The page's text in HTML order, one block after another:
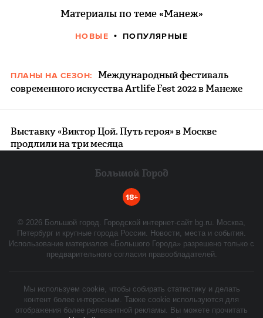
Материалы по теме «Манеж»
НОВЫЕ ПОПУЛЯРНЫЕ
ПЛАНЫ НА СЕЗОН:
Международный фестиваль
современного искусства Artlife Fest 2022 в Манеже
​​Выставку «Виктор Цой. Путь героя» в Москве
продлили на три месяца
18+
© 2026 Большой город. Городской интернет-сайт bg.ru. Москва,
Петербург и крупные города России. Новости, места и события.
Использование материалов «Большого Города» разрешено только с
предварительного согласия правообладателей.
Мы используем cookie, чтобы собирать статистику и делать
контент более интересным. Также cookie используются для
отображения более релевантной рекламы. Вы можете прочитать